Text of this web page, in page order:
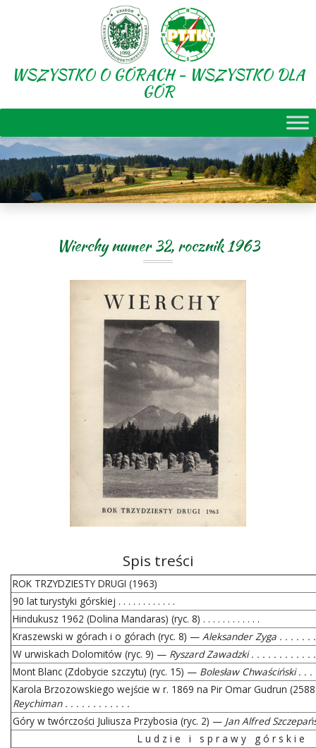
WSZYSTKO O GÓRACH - WSZYSTKO DLA
GÓR
Wierchy numer 32, rocznik 1963
Spis treści
ROK TRZYDZIESTY DRUGI (1963)
90 lat turystyki górskiej . . . . . . . . . . . .
Hindukusz 1962 (Dolina Mandaras) (ryc. 8) . . . . . . . . . . . .
Kraszewski w górach i o górach (ryc. 8) — Aleksander Zyga . . . . . .
W urwiskach Dolomitów (ryc. 9) — Ryszard Zawadzki . . . . . . . . . . . .
Mont Blanc (Zdobycie szczytu) (ryc. 15) — Bolesław Chwaściński . .
Karola Brzozowskiego wejście w r. 1869 na Pir Omar Gudrun
Reychiman . . . . . . . . . . . .
Góry w twórczości Juliusza Przybosia (ryc. 2) — Jan Alfred
L u d z i e i s p r a w y g ó r s k i e